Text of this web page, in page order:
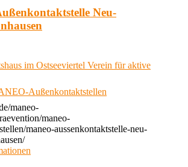
Neu-
im Ostseeviertel Verein für aktive
Außenkontaktstellen
maneo-
maneo-
maneo-aussenkontaktstelle-neu-